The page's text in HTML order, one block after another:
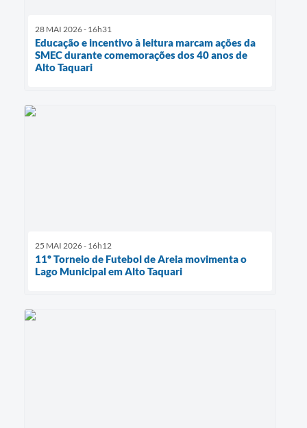
28 MAI 2026 - 16h31
Educação e incentivo à leitura marcam ações da
SMEC durante comemorações dos 40 anos de
Alto Taquari
25 MAI 2026 - 16h12
11º Torneio de Futebol de Areia movimenta o
Lago Municipal em Alto Taquari